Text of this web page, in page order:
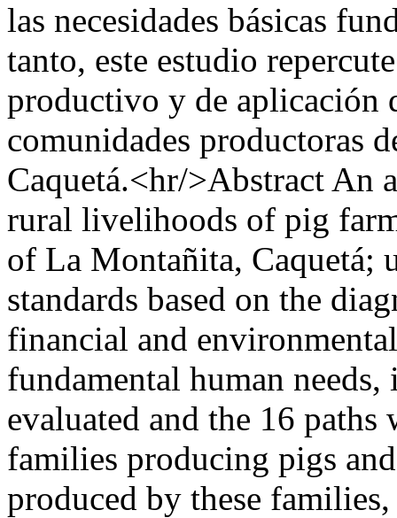
las necesidades básicas
tanto, este estudio
productivo y de aplicación
comunidades productoras
Caquetá.<hr/>Abstract An
rural livelihoods of pig
of La Montañita, Caquetá;
standards based on the
financial and
fundamental human
evaluated and the 16
families producing pigs
produced by these